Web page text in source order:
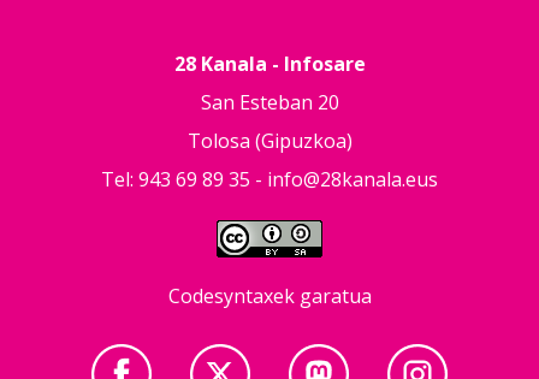
28 Kanala - Infosare
San Esteban 20
Tolosa (Gipuzkoa)
Tel: 943 69 89 35 - info@28kanala.eus
Codesyntaxek garatua